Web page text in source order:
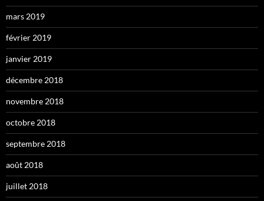
mars 2019
février 2019
janvier 2019
décembre 2018
novembre 2018
octobre 2018
septembre 2018
août 2018
juillet 2018